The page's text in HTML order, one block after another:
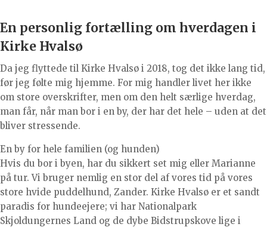
En personlig fortælling om hverdagen i
Kirke Hvalsø
Da jeg flyttede til Kirke Hvalsø i 2018, tog det ikke lang tid,
før jeg følte mig hjemme. For mig handler livet her ikke
om store overskrifter, men om den helt særlige hverdag,
man får, når man bor i en by, der har det hele – uden at det
bliver stressende.
En by for hele familien (og hunden)
Hvis du bor i byen, har du sikkert set mig eller Marianne
på tur. Vi bruger nemlig en stor del af vores tid på vores
store hvide puddelhund, Zander. Kirke Hvalsø er et sandt
paradis for hundeejere; vi har Nationalpark
Skjoldungernes Land og de dybe Bidstrupskove lige i